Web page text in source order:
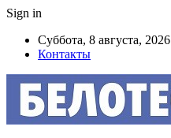
Sign in
Суббота, 8 августа, 2026
Контакты